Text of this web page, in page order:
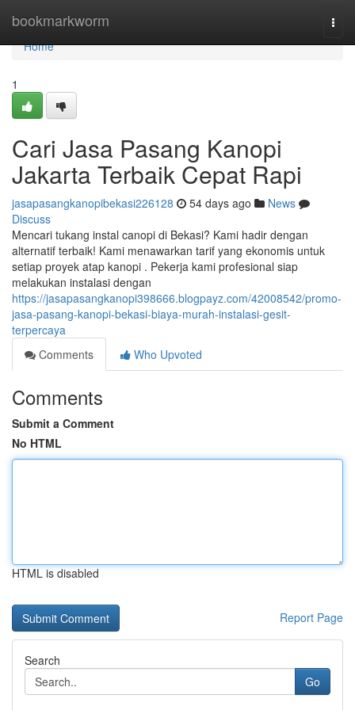
bookmarkworm
Home
Home
1
Cari Jasa Pasang Kanopi
Jakarta Terbaik Cepat Rapi
jasapasangkanopibekasi226128 54 days ago
News
Discuss
Mencari tukang instal canopi di Bekasi? Kami hadir dengan
alternatif terbaik! Kami menawarkan tarif yang ekonomis untuk
setiap proyek atap kanopi . Pekerja kami profesional siap
melakukan instalasi dengan
https://jasapasangkanopi398666.blogpayz.com/42008542/promo-
jasa-pasang-kanopi-bekasi-biaya-murah-instalasi-gesit-
terpercaya
Comments
Who Upvoted
Comments
Submit a Comment
No HTML
HTML is disabled
Report Page
Search
Go